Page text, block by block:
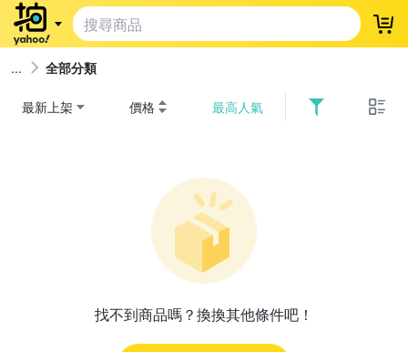
登
全部分類
最新上架 價格 最高人氣
找不到商品嗎？換換其他條件吧！